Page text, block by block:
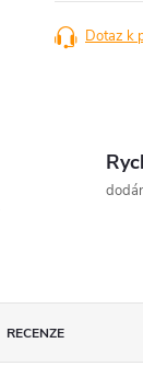
Dotaz k
RECENZE